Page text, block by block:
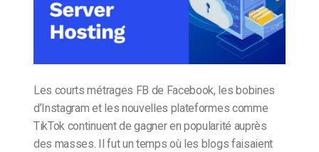
Les courts métrages FB de Facebook, les bobines
d’Instagram et les nouvelles plateformes comme
TikTok continuent de gagner en popularité auprès
des masses. Il fut un temps où les blogs faisaient